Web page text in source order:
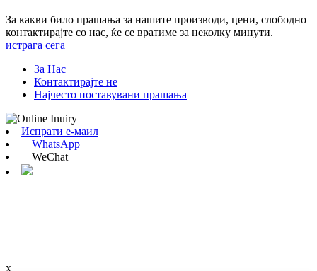
За какви било прашања за нашите производи, цени, слободно
контактирајте со нас, ќе се вратиме за неколку минути.
истрага сега
За Нас
Контактирајте не
Најчесто поставувани прашања
Испрати е-маил
WhatsApp
WeChat
x